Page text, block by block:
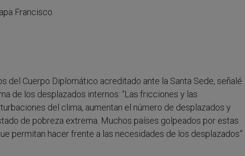
Francisco.
del Cuerpo Diplomático acreditado ante la Santa Sede, señalé
de los desplazados internos: “Las fricciones y las
del clima, aumentan el número de desplazados y
de pobreza extrema. Muchos países golpeados por estas
permitan hacer frente a las necesidades de los desplazados”